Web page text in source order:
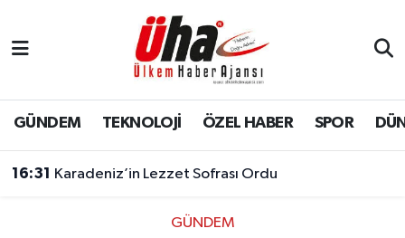
GÜNDEM TEKNOLOJİ ÖZEL HABER SPOR
16:31 Karadeniz’in Lezzet Sofrası Ordu
GÜNDEM
İstanbul Nöbetçi Eczaneler
İstanbul Hava Durumu